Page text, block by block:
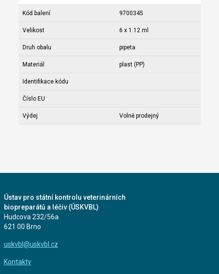
Kód balení 9700345
Velikost 6 x 1.12 ml
Druh obalu pipeta
Materiál plast (PP)
Identifikace kódu
Číslo EU
Výdej Volně prodejný
Ústav pro státní kontrolu veterinárních
biopreparátů a léčiv (ÚSKVBL)
Hudcova 232/56a
621 00 Brno
uskvbl@uskvbl.cz
Kontakty